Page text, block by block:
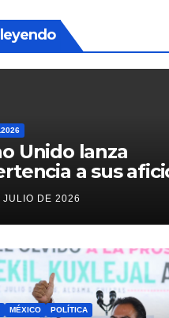
Unido lanza
a sus
del México vs
en el
JULIO DE 2026
MÉXICO POLÍTICA